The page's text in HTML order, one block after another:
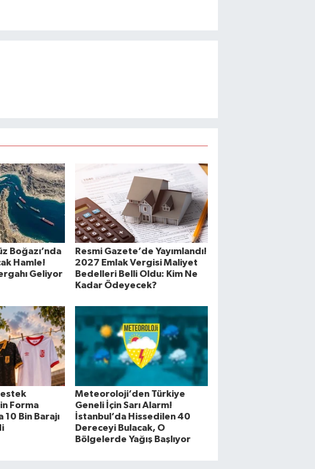
Boğazı’nda
Hamle!
Geliyor
Resmi Gazete’de Yayımlandı!
2027 Emlak Vergisi Maliyet
Bedelleri Belli Oldu: Kim Ne
Kadar Ödeyecek?
Forma
10 Bin Barajı
Meteoroloji’den Türkiye
Geneli İçin Sarı Alarm!
İstanbul’da Hissedilen 40
Dereceyi Bulacak, O
Bölgelerde Yağış Başlıyor